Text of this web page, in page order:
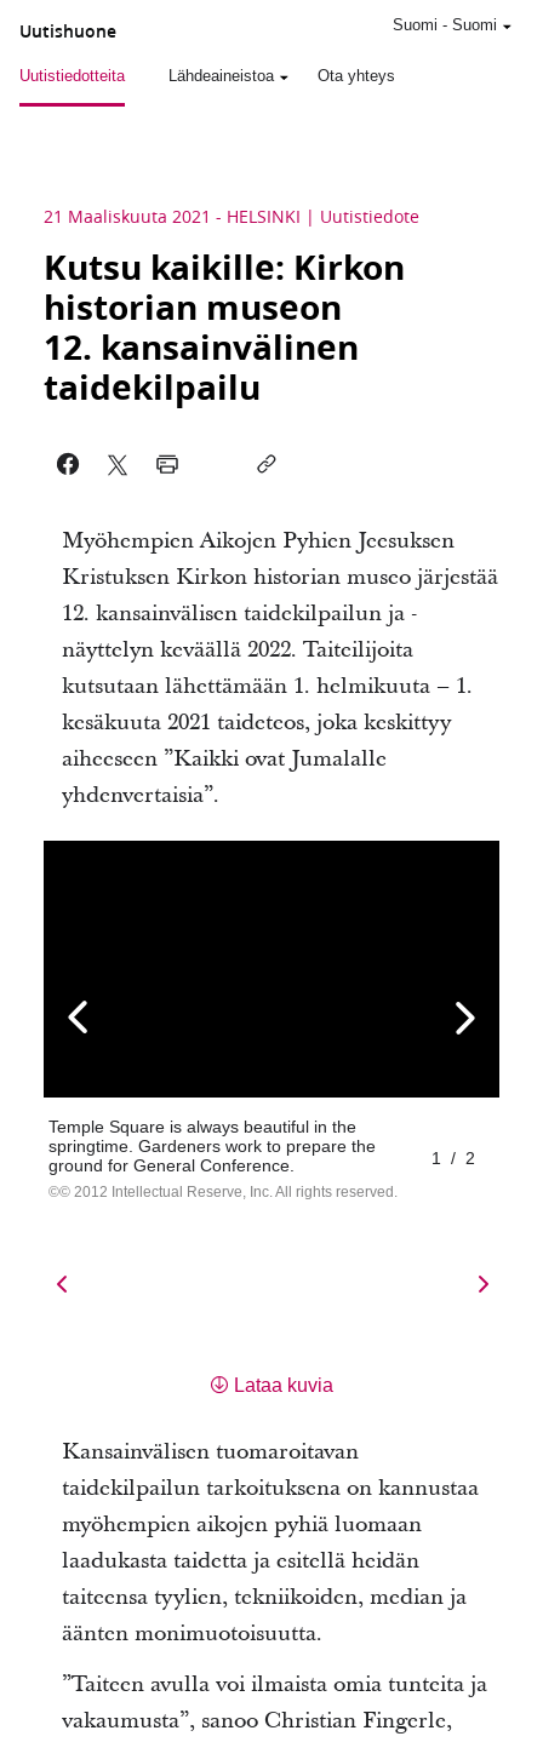
Uutishuone
Uutistiedotteita Lähdeaineistoa Ota yhteys
Suomi - Suomi
21 Maaliskuuta 2021 - HELSINKI Uutistiedote
Kutsu kaikille: Kirkon
historian museon
12. kansainvälinen
taidekilpailu
Myöhempien Aikojen Pyhien Jeesuksen
Kristuksen Kirkon historian museo järjestää
12. kansainvälisen taidekilpailun ja -
näyttelyn keväällä 2022. Taiteilijoita
kutsutaan lähettämään 1. helmikuuta – 1.
kesäkuuta 2021 taideteos, joka keskittyy
aiheeseen ”Kaikki ovat Jumalalle
yhdenvertaisia”.
Temple Square is always beautiful in the
springtime. Gardeners work to prepare the
ground for General Conference.
© 2012 Intellectual Reserve, Inc. All rights reserved.
1 / 2
Lataa kuvia
Kansainvälisen tuomaroitavan
taidekilpailun tarkoituksena on kannustaa
myöhempien aikojen pyhiä luomaan
laadukasta taidetta ja esitellä heidän
taiteensa tyylien, tekniikoiden, median ja
äänten monimuotoisuutta.
”Taiteen avulla voi ilmaista omia tunteita ja
vakaumusta”, sanoo Christian Fingerle,